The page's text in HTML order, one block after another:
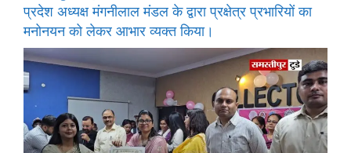
प्रदेश अध्यक्ष मंगनीलाल मंडल के द्वारा प्रक्षेत्र प्रभारियों का
मनोनयन को लेकर आभार व्यक्त किया।